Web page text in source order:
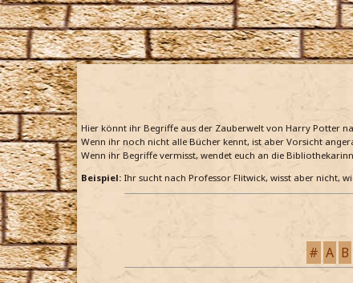
Hier könnt ihr Begriffe aus der Zauberwelt von Harry Potter
Wenn ihr noch nicht alle Bücher kennt, ist aber Vorsicht
Wenn ihr Begriffe vermisst, wendet euch an die
Beispiel: Ihr sucht nach Professor Flitwick, wisst aber nicht,
# A B